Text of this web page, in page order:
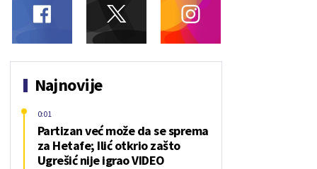
Najnovije
Partizan već može da se sprema
za Hetafe; Ilić otkrio zašto
Ugrešić nije igrao VIDEO
0:01